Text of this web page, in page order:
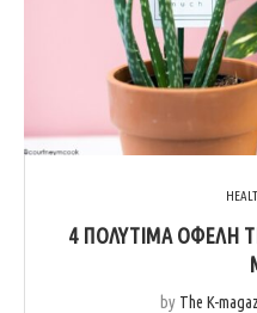
4 ΠΟΛΎΤΙΜΑ ΟΦΈΛΗ
by The K-